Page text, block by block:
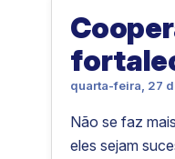
quarta-feira, 27
Não se faz
eles sejam